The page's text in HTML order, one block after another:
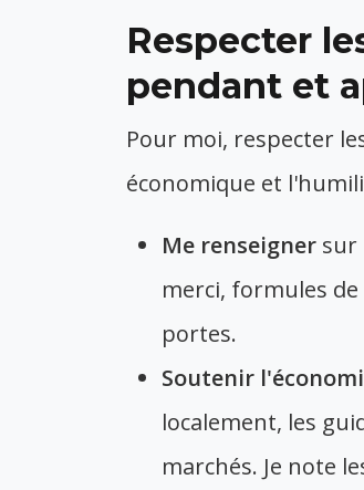
Respecter
pendant et
Pour moi, respecter
économique et
Me renseigner sur
merci, formules
portes.
Soutenir
localement, les
marchés. Je note